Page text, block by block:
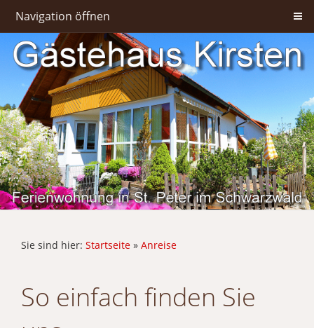
Navigation öffnen
Sie sind hier: Startseite » Anreise
So einfach finden Sie